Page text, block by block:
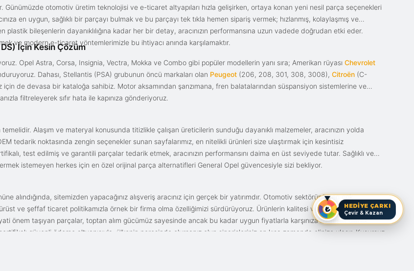
HEDİYE ÇARKI
Çevir & Kazan
otomotiv üretim teknolojisi ve e-ticaret altyapıları hızla gelişirken, ortaya konan yeni nesil parça seçenekleri
en uygun, sağlıklı bir parçayı bulmak ve bu parçayı tek tıkla hemen sipariş vermek; hızlanmış, kolaylaşmış ve
bileşenlerin dayanıklılığına kadar her bir detay, aracınızın performansına uzun vadede doğrudan etki eder.
ve modern e-ticaret yöntemlerimizle bu ihtiyacı anında karşılamaktır.
İçin Kesin Çözüm
Opel Astra, Corsa, Insignia, Vectra, Mokka ve Combo gibi popüler modellerin yanı sıra; Amerikan rüyası Chevrolet
Dahası, Stellantis (PSA) grubunun öncü markaları olan Peugeot (206, 208, 301, 308, 3008), Citroën (C-
için de devasa bir kataloğa sahibiz. Motor aksamından şanzımana, fren balatalarından süspansiyon sistemlerine ve
filtreleyerek sıfır hata ile kapınıza gönderiyoruz.
Alaşım ve materyal konusunda titizlikle çalışan üreticilerin sunduğu dayanıklı malzemeler, aracınızın yolda
tedarik noktasında zengin seçenekler sunan sayfalarımız, en nitelikli ürünleri size ulaştırmak için kesintisiz
test edilmiş ve garantili parçalar tedarik etmek, aracınızın performansını daima en üst seviyede tutar. Sağlıklı ve
istemeyen herkes için en özel orijinal parça alternatifleri General Opel güvencesiyle sizi bekliyor.
alındığında, sitemizden yapacağınız alışveriş aracınız için gerçek bir yatırımdır. Otomotiv sektörünün en çok
ve şeffaf ticaret politikamızla örnek bir firma olma özelliğimizi sürdürüyoruz. Ürünlerin kalitesi ve bunun fiyat karşılığı
önem taşıyan parçalar, toptan alım gücümüz sayesinde ancak bu kadar uygun fiyatlarla karşınıza bir fırsat olarak
güvenli ödeme altyapısıyla; ülkenin neresinde olursanız olun siparişleriniz en kısa zamanda elinize ulaşır. Kusursuz
avantajıyla parça kalitesini birleştirmek için doğru yerdesiniz.